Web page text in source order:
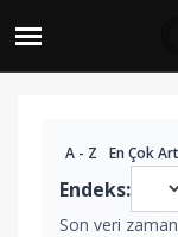
A - Z En Çok
Endeks:
Son veri